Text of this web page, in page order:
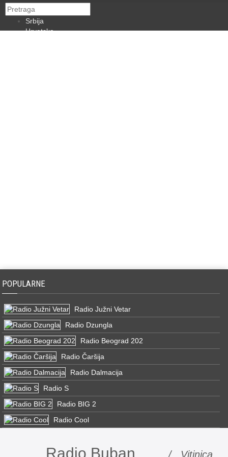
Srbija
Hrvatska
POPULARNE
Radio Južni Vetar
Radio Dzungla
Radio Beograd 202
Radio Čaršija
Radio Dalmacija
Radio S
Radio BIG 2
Radio Cool
Radio Buban / Vitinica